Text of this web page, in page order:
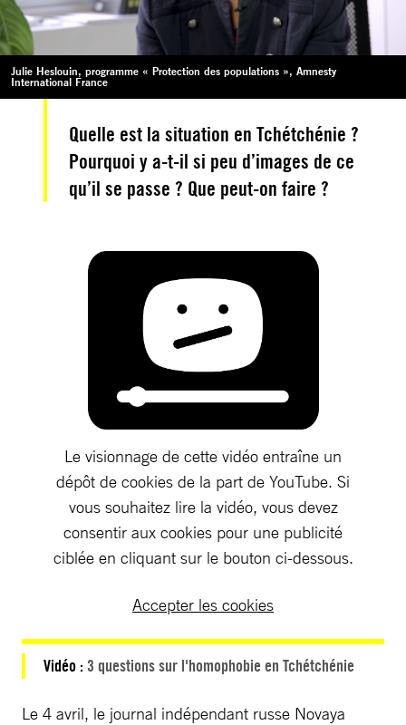
Julie Heslouin, programme « Protection des populations », Amnesty
International France
Quelle est la situation en Tchétchénie ?
Pourquoi y a-t-il si peu d’images de ce
qu’il se passe ? Que peut-on faire ?
Le visionnage de cette vidéo entraîne un
dépôt de cookies de la part de YouTube. Si
vous souhaitez lire la vidéo, vous devez
consentir aux cookies pour une publicité
ciblée en cliquant sur le bouton ci-dessous.
Accepter les cookies
Vidéo : 3 questions sur l'homophobie en Tchétchénie
Le 4 avril, le journal indépendant russe Novaya